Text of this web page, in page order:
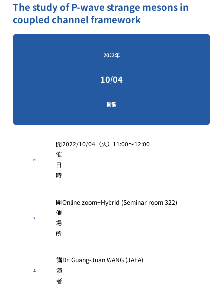
The study of P-wave strange mesons in
coupled channel framework
2022年
10/04
開催
開
催
日
時
2022/10/04（火）11:00～12:00
開
催
場
所
Online zoom+Hybrid (Seminar room 322)
講
演
者
Dr. Guang-Juan WANG (JAEA)